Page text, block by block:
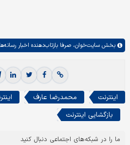
بخش سایت‌خوان، صرفا بازتاب‌دهنده اخبار
اینترنت محمدرضا عارف
بازگشایی اینترنت
ما را در شبکه‌های اجتماعی دنبال کنید